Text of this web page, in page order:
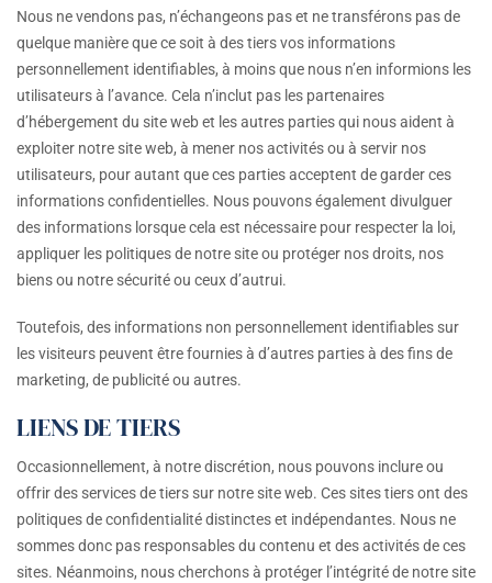
Nous ne vendons pas, n’échangeons pas et ne transférons pas de
quelque manière que ce soit à des tiers vos informations
personnellement identifiables, à moins que nous n’en informions les
utilisateurs à l’avance. Cela n’inclut pas les partenaires
d’hébergement du site web et les autres parties qui nous aident à
exploiter notre site web, à mener nos activités ou à servir nos
utilisateurs, pour autant que ces parties acceptent de garder ces
informations confidentielles. Nous pouvons également divulguer
des informations lorsque cela est nécessaire pour respecter la loi,
appliquer les politiques de notre site ou protéger nos droits, nos
biens ou notre sécurité ou ceux d’autrui.
Toutefois, des informations non personnellement identifiables sur
les visiteurs peuvent être fournies à d’autres parties à des fins de
marketing, de publicité ou autres.
LIENS DE TIERS
Occasionnellement, à notre discrétion, nous pouvons inclure ou
offrir des services de tiers sur notre site web. Ces sites tiers ont des
politiques de confidentialité distinctes et indépendantes. Nous ne
sommes donc pas responsables du contenu et des activités de ces
sites. Néanmoins, nous cherchons à protéger l’intégrité de notre site